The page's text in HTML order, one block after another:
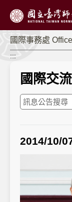
國際事務處
:::
國際交流